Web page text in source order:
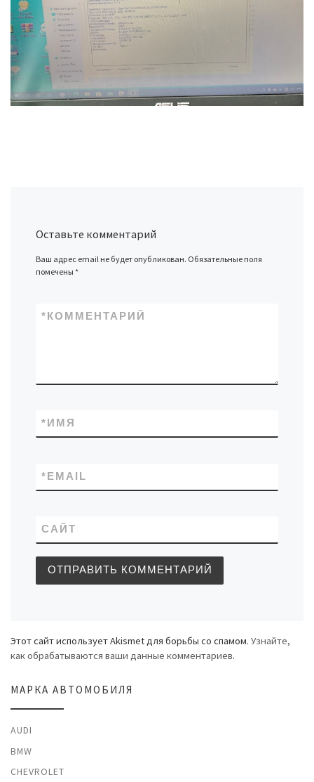
Оставьте комментарий
Ваш адрес email не будет опубликован. Обязательные поля
помечены*
КОММЕНТАРИЙ
*
ИМЯ
*
EMAIL
*
САЙТ
Этот сайт использует Akismet для борьбы со спамом. Узнайте,
как обрабатываются ваши данные комментариев.
МАРКА АВТОМОБИЛЯ
AUDI
BMW
CHEVROLET